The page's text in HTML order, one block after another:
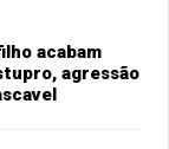
acabam
agressão